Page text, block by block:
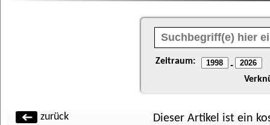
Zeitraum: -
zurück Dieser Artikel ist ein